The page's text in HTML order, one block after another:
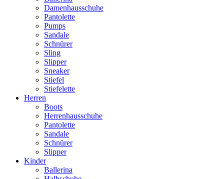
Damenhausschuhe
Pantolette
Pumps
Sandale
Schnürer
Sling
Slipper
Sneaker
Stiefel
Stiefelette
Herren
Boots
Herrenhausschuhe
Pantolette
Sandale
Schnürer
Slipper
Kinder
Ballerina